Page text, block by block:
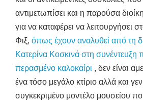
αντιμετωπίσει και η παρούσα
για να καταφέρει να λειτουργήσει
Φιξ, όπως έχουν αναλυθεί από τη
Κατερίνα Κοσκινά στη συνέντευξη
περασμένο καλοκαίρι , δεν είναι
ένα τόσο μεγάλο κτίριο αλλά και
συγκεκριμένο μοντέλο μουσείου